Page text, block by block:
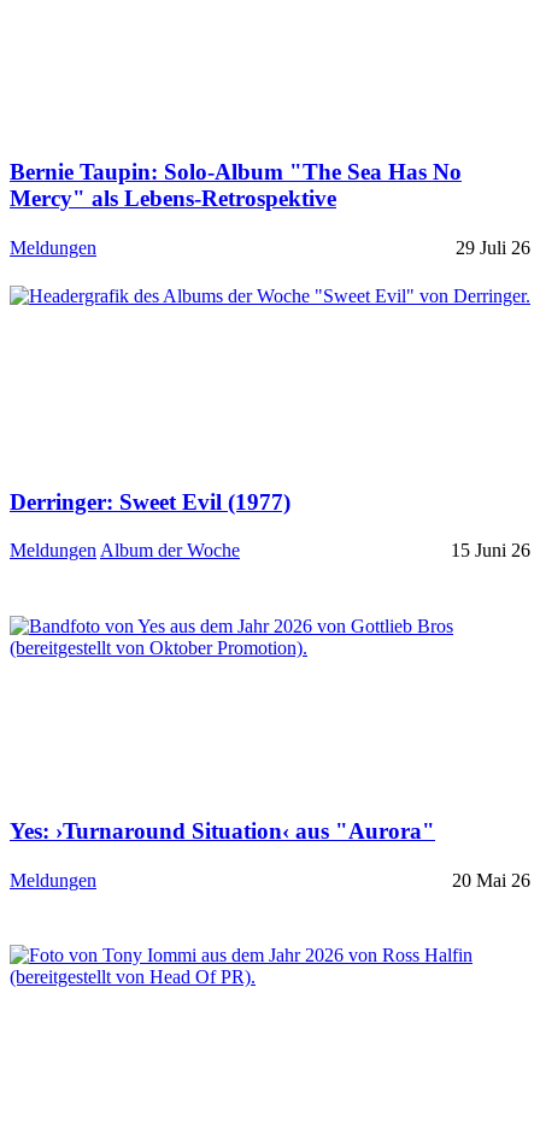
Bernie Taupin: Solo-Album "The Sea Has No
Mercy" als Lebens-Retrospektive
Meldungen 29 Juli 26
Derringer: Sweet Evil (1977)
Meldungen Album der Woche 15 Juni 26
Yes: ›Turnaround Situation‹ aus "Aurora"
Meldungen 20 Mai 26